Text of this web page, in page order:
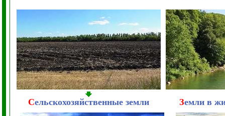
Сельскохозяйственные земли Земли в